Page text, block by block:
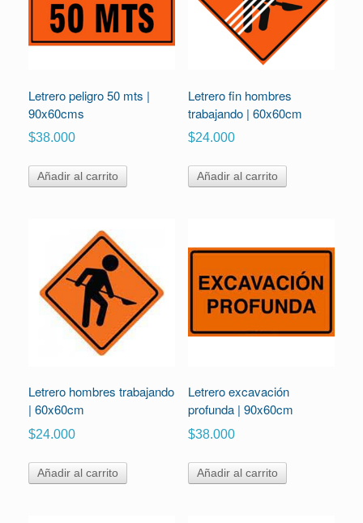
Letrero peligro 50 mts |
90x60cms
$38.000
Añadir al carrito
Letrero fin hombres
trabajando | 60x60cm
$24.000
Añadir al carrito
Letrero hombres trabajando
| 60x60cm
$24.000
Añadir al carrito
Letrero excavación
profunda | 90x60cm
$38.000
Añadir al carrito